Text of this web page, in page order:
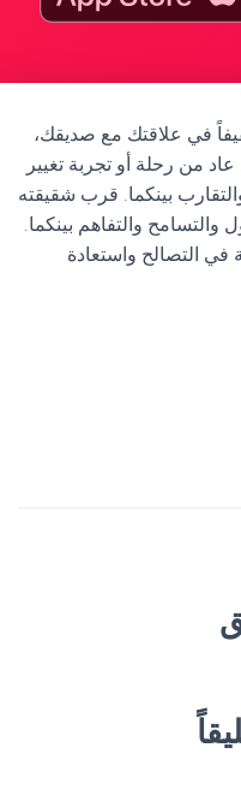
في علاقتك مع صديقك،
من رحلة أو تجربة تغيير
بينكما. قرب شقيقته
والتسامح والتفاهم بينكما.
التصالح واستعادة